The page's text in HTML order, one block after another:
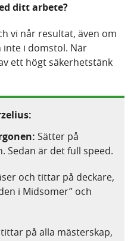
ditt arbete?
vi når resultat, även om
inte i domstol. När
ett högt säkerhetstänk
Sätter på
Sedan är det full speed.
och tittar på deckare,
i Midsomer” och
på alla mästerskap,